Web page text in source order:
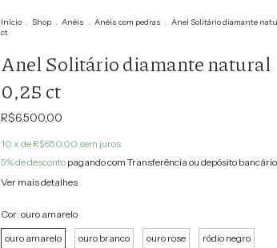
Início . Shop . Anéis . Anéis com pedras . Anel Solitário diamante
ct
Anel Solitário diamante natural
0,25 ct
R$6.500,00
10 x de R$650,00 sem juros
5% de descontopagando com Transferência ou depósito bancário
Ver mais detalhes
Cor: ouro amarelo
ouro amarelo
ouro branco ouro rose ródio negro